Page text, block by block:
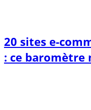
20 sites e-
: ce